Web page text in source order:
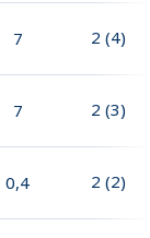
7 2 (4)
7 2 (3)
0,4 2 (2)